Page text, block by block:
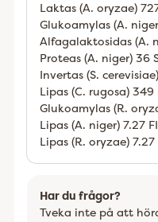
Laktas (A. oryzae)
Glukoamylas (A.
Alfagalaktosidas (A.
Proteas (A. niger) 36
Invertas (S.
Lipas (C. rugosa) 349
Glukoamylas (R.
Lipas (A. niger) 7.27
Lipas (R. oryzae) 7.27
Har du frågor?
Tveka inte på att